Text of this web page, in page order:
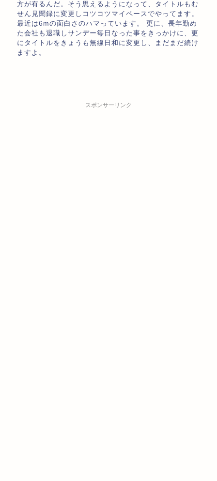
方が有るんだ。そう思えるようになって、タイトルもむ
せん見聞録に変更しコツコツマイペースでやってます。
最近は6mの面白さのハマっています。 更に、長年勤め
た会社も退職しサンデー毎日なった事をきっかけに、更
にタイトルをきょうも無線日和に変更し、まだまだ続け
ますよ。
スポンサーリンク